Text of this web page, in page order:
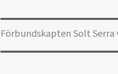
Förbundskapten Solt